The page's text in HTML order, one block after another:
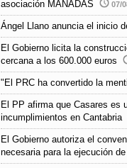
asociación MANADAS
07/
Ángel Llano anuncia el inicio
El Gobierno licita la
cercana a los 600.000 euros
"El PRC ha convertido la
El PP afirma que Casares es
incumplimientos en Cantabria
El Gobierno autoriza el
necesaria para la ejecución